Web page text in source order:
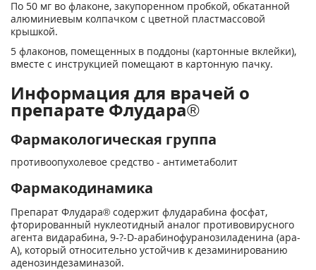
По 50 мг во флаконе, закупоренном пробкой, обкатанной
алюминиевым колпачком с цветной пластмассовой
крышкой.
5 флаконов, помещенных в поддоны (картонные вклейки),
вместе с инструкцией помещают в картонную пачку.
Информация для врачей о
препарате Флудара®
Фармакологическая группа
противоопухолевое средство - антиметаболит
Фармакодинамика
Препарат Флудара® содержит флударабина фосфат,
фторированный нуклеотидный аналог противовирусного
агента видарабина, 9-?-D-арабинофуранозиладенина (ара-
А), который относительно устойчив к дезаминированию
аденозиндезаминазой.